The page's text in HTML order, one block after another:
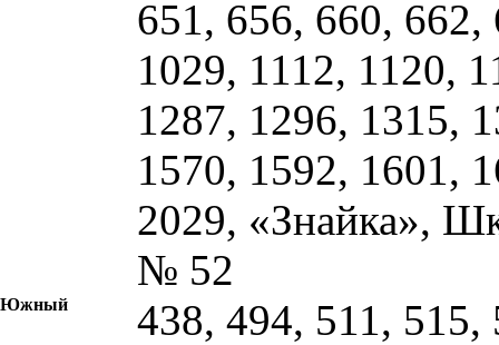
651, 656, 660,
1029, 1112, 1120,
1287, 1296, 1315,
1570, 1592, 1601,
2029, «Знайка»,
№ 52
Южный
438, 494, 511, 515,